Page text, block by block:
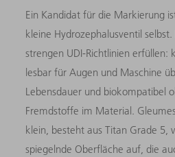
Ein Kandidat für die Markierung
kleine Hydrozephalusventil
strengen UDI-Richtlinien erfüllen:
lesbar für Augen und Maschine
Lebensdauer und biokompatibel
Fremdstoffe im Material.
klein, besteht aus Titan Grade 5,
spiegelnde Oberfläche auf, die